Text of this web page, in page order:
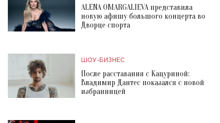
ALENA OMARGALIEVA представила
новую афишу большого концерта во
Дворце спорта
ШОУ-БИЗНЕС
После расставания с Кацуриной:
Владимир Дантес показался с новой
избранницей